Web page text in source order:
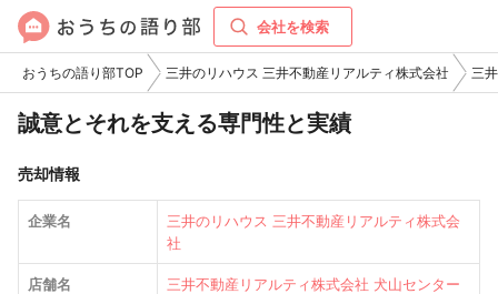
会社を検索
おうちの語り部TOP 三井のリハウス 三井不動産リアルティ株式会社 三
誠意とそれを支える専門性と実績
売却情報
企業名
三井のリハウス 三井不動産リアルティ株式会
社
店舗名 三井不動産リアルティ株式会社 犬山センター